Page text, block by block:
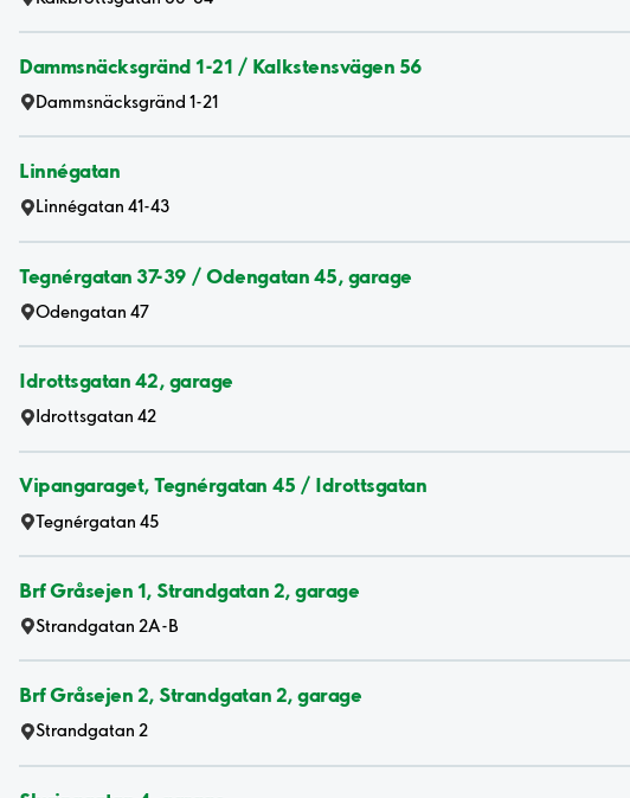
Dammsnäcksgränd 1-21 / Kalkstensvägen 56
Dammsnäcksgränd 1-21
Linnégatan
Linnégatan 41-43
Tegnérgatan 37-39 / Odengatan 45, garage
Odengatan 47
Idrottsgatan 42, garage
Idrottsgatan 42
Vipangaraget, Tegnérgatan 45 / Idrottsgatan
Tegnérgatan 45
Brf Gråsejen 1, Strandgatan 2, garage
Strandgatan 2A-B
Brf Gråsejen 2, Strandgatan 2, garage
Strandgatan 2